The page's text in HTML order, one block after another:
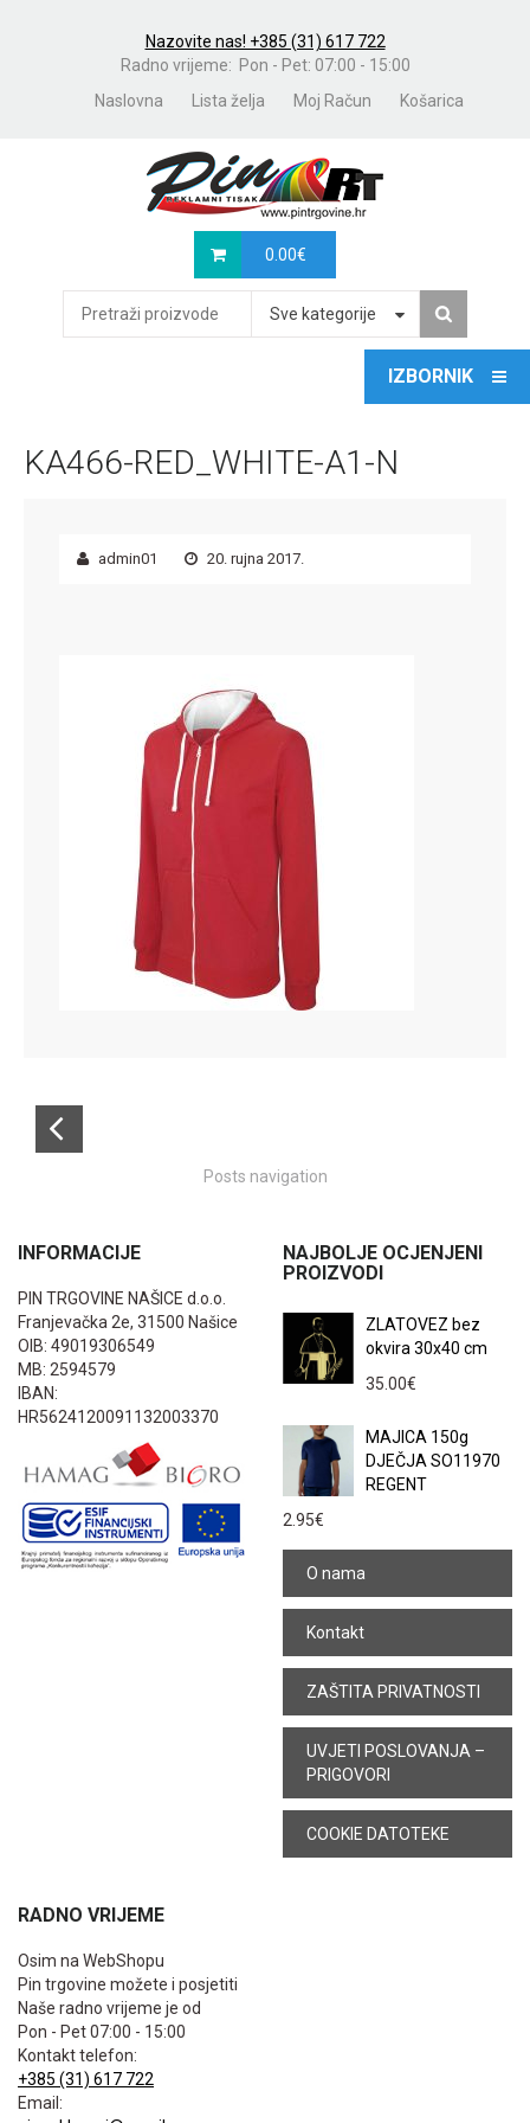
Nazovite nas! +385 (31) 617 722
Radno vrijeme: Pon - Pet: 07:00 - 15:00
Naslovna
Lista želja Moj Račun Košarica
0.00€
Sve kategorije
KA466-RED_WHITE-A1-N
admin01 20. rujna 2017.
Posts navigation
INFORMACIJE
PIN TRGOVINE NAŠICE d.o.o.
Franjevačka 2e, 31500 Našice
OIB: 49019306549
MB: 2594579
IBAN:
HR5624120091132003370
NAJBOLJE OCJENJENI
PROIZVODI
ZLATOVEZ bez
okvira 30x40 cm
35.00€
MAJICA 150g
DJEČJA SO11970
REGENT
2.95€
O nama
Kontakt
ZAŠTITA PRIVATNOSTI
UVJETI POSLOVANJA –
PRIGOVORI
COOKIE DATOTEKE
RADNO VRIJEME
Osim na WebShopu
Pin trgovine možete i posjetiti
Naše radno vrijeme je od
Pon - Pet 07:00 - 15:00
Kontakt telefon:
+385 (31) 617 722
Email: